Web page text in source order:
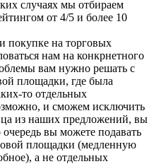
случаях мы отбираем
от 4/5 и более 10
покупке на торговых
нам на конкрнетного
вам нужно решать с
площадки, где была
то отдельных
и сможем исключить
из наших предложений, вы
вы можете подавать
площадки (медленную
а не отдельных